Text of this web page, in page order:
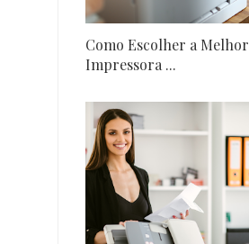
Como Escolher a Melhor
Impressora ...